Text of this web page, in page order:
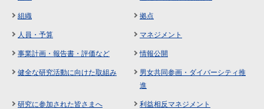
組織 拠点
人員・予算 マネジメント
事業計画・報告書・評価など 情報公開
健全な研究活動に向けた取組み
男女共同参画・ダイバーシティ推
進
研究に参加された皆さまへ 利益相反マネジメント